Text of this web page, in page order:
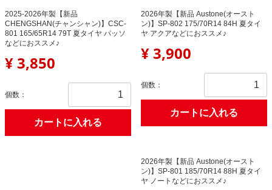
2025-2026年製【新品
CHENGSHAN(チャンシャン)】CSC-
801 165/65R14 79T 夏タイヤ パッソ
などにおススメ♪
¥ 3,850
個数：
カートに入れる
2026年製【新品 Austone(オースト
ン)】SP-802 175/70R14 84H 夏タイ
ヤ アクアなどにおススメ♪
¥ 3,900
個数：
カートに入れる
2026年製【新品 Austone(オースト
ン)】SP-801 185/70R14 88H 夏タイ
ヤ ノートなどにおススメ♪